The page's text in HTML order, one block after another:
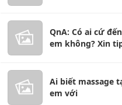
QnA: Có ai cứ
em không? Xin
Ai biết massage
em với